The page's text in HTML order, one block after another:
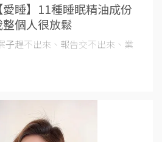
睡】11種睡眠精油成份
個人很放鬆
⼦趕不出來、報告交不出來、業